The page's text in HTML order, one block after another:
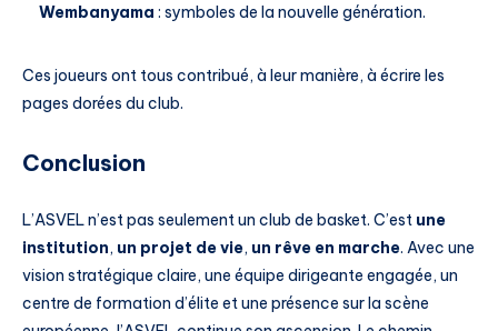
Wembanyama : symboles de la nouvelle génération.
Ces joueurs ont tous contribué, à leur manière, à écrire les
pages dorées du club.
Conclusion
L’ASVEL n’est pas seulement un club de basket. C’est une
institution, un projet de vie, un rêve en marche. Avec une
vision stratégique claire, une équipe dirigeante engagée, un
centre de formation d’élite et une présence sur la scène